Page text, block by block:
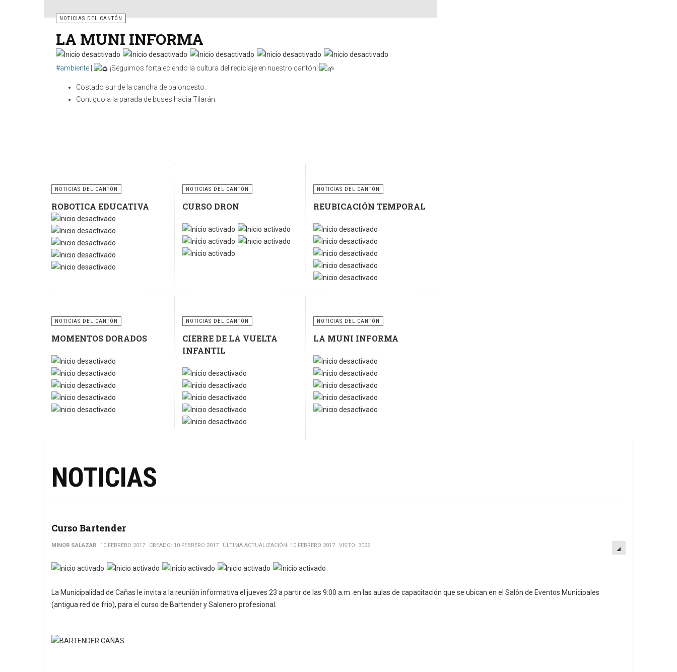
NOTICIAS DEL CANTÓN
LA MUNI INFORMA
#ambiente ¡Seguimos fortaleciendo la cultura del reciclaje en nuestro cantón!
Costado sur de la cancha de baloncesto.
Contiguo a la parada de buses hacia Tilarán.
NOTICIAS DEL CANTÓN
ROBOTICA EDUCATIVA
NOTICIAS DEL CANTÓN
CURSO DRON
Ratio:5/5
NOTICIAS DEL CANTÓN
REUBICACIÓN TEMPORAL
NOTICIAS DEL CANTÓN
MOMENTOS DORADOS
NOTICIAS DEL CANTÓN
CIERRE DE LA VUELTA
INFANTIL
NOTICIAS DEL CANTÓN
LA MUNI INFORMA
NOTICIAS
Curso Bartender
MINOR SALAZAR 10 FEBRERO 2017 CREADO: 10 FEBRERO 2017 ÚLTIMA ACTUALIZACIÓN: 10 FEBRERO 2017 VISTO: 3026 EMPTY
Ratio:5 /5
La Municipalidad de Cañas le invita a la reunión informativa el jueves 23 a partir de las 9:00 a.m. en las aulas de capacitación que se ubican en el Salón de Eventos Municipales
(antigua red de frio), para el curso de Bartender y Salonero profesional.